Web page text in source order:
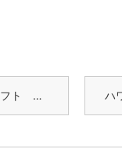
イ リゾート ＆ スパ